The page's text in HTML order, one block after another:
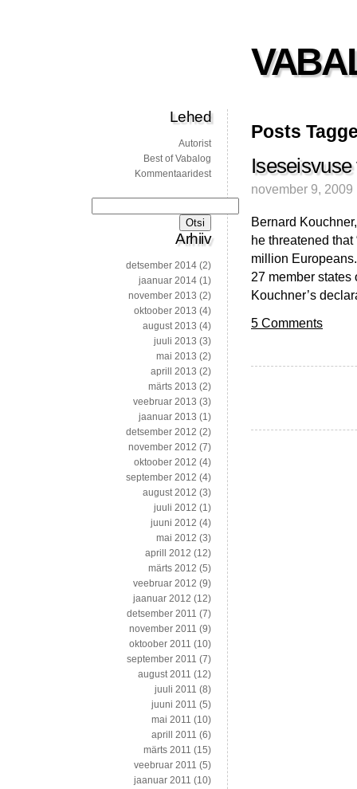
Posts
november 9, 2009
Bernard
he threatened
million
27 member states
Kouchner’s
5 Comments
Lehed
Autorist
Best of Vabalog
Kommentaaridest
Arhiiv
detsember 2014 (2)
jaanuar 2014 (1)
november 2013 (2)
oktoober 2013 (4)
august 2013 (4)
juuli 2013 (3)
mai 2013 (2)
aprill 2013 (2)
märts 2013 (2)
veebruar 2013 (3)
jaanuar 2013 (1)
detsember 2012 (2)
november 2012 (7)
oktoober 2012 (4)
september 2012 (4)
august 2012 (3)
juuli 2012 (1)
juuni 2012 (4)
mai 2012 (3)
aprill 2012 (12)
märts 2012 (5)
veebruar 2012 (9)
jaanuar 2012 (12)
detsember 2011 (7)
november 2011 (9)
oktoober 2011 (10)
september 2011 (7)
august 2011 (12)
juuli 2011 (8)
juuni 2011 (5)
mai 2011 (10)
aprill 2011 (6)
märts 2011 (15)
veebruar 2011 (5)
jaanuar 2011 (10)